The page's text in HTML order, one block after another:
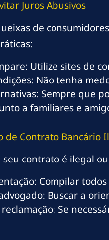
Juros Abusivos
de
Utilize sites de
Não tenha
Sempre que
a familiares e
de Contrato Bancário
seu contrato é ilegal
Compilar
Buscar a
Se